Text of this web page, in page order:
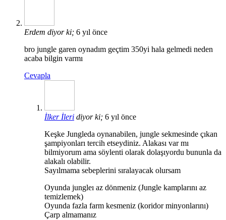
Erdem diyor ki; 6 yıl önce
bro jungle garen oynadım geçtim 350yi hala gelmedi neden
acaba bilgin varmı
Cevapla
İlker İleri diyor ki; 6 yıl önce
Keşke Jungleda oynanabilen, jungle sekmesinde çıkan
şampiyonları tercih etseydiniz. Alakası var mı
bilmiyorum ama söylenti olarak dolaşıyordu bununla da
alakalı olabilir.
Sayılmama sebeplerini sıralayacak olursam
Oyunda jungleı az dönmeniz (Jungle kamplarını az
temizlemek)
Oyunda fazla farm kesmeniz (koridor minyonlarını)
Çarp almamanız